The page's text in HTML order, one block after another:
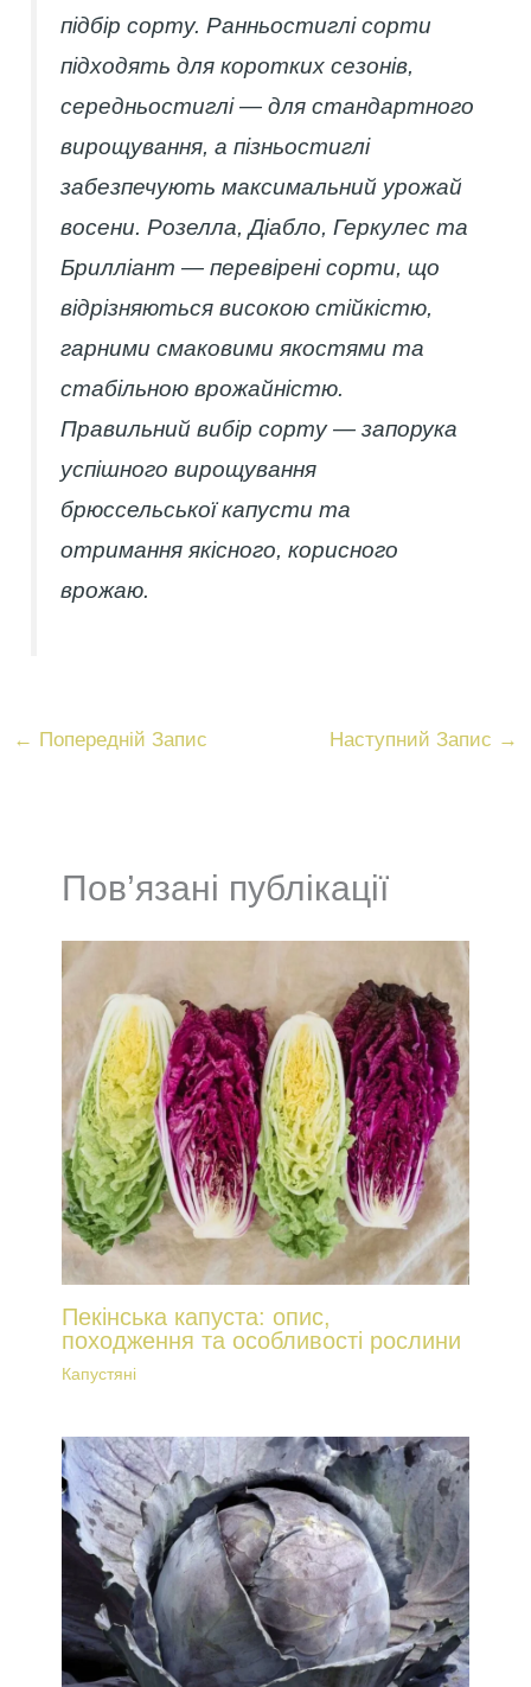
підбір сорту. Ранньостиглі сорти
підходять для коротких сезонів,
середньостиглі — для стандартного
вирощування, а пізньостиглі
забезпечують максимальний урожай
восени. Розелла, Діабло, Геркулес та
Брилліант — перевірені сорти, що
відрізняються високою стійкістю,
гарними смаковими якостями та
стабільною врожайністю.
Правильний вибір сорту — запорука
успішного вирощування
брюссельської капусти та
отримання якісного, корисного
врожаю.
← Попередній Запис Наступний Запис →
Пов’язані публікації
Пекінська капуста: опис,
походження та особливості рослини
Капустяні